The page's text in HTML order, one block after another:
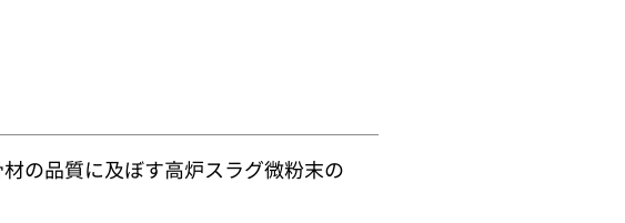
の品質に及ぼす高炉スラグ微粉末の